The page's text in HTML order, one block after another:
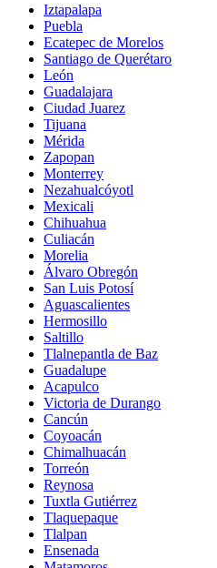
Iztapalapa
Puebla
Ecatepec de Morelos
Santiago de Querétaro
León
Guadalajara
Ciudad Juarez
Tijuana
Mérida
Zapopan
Monterrey
Nezahualcóyotl
Mexicali
Chihuahua
Culiacán
Morelia
Álvaro Obregón
San Luis Potosí
Aguascalientes
Hermosillo
Saltillo
Tlalnepantla de Baz
Guadalupe
Acapulco
Victoria de Durango
Cancún
Coyoacán
Chimalhuacán
Torreón
Reynosa
Tuxtla Gutiérrez
Tlaquepaque
Tlalpan
Ensenada